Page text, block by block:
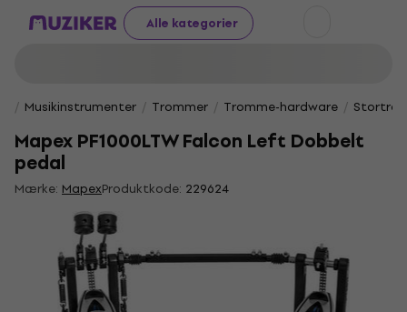
Alle kategorier
Musikinstrumenter Trommer Tromme-hardware
Mapex PF1000LTW Falcon Left Dobbelt
pedal
Mærke: MapexProduktkode: 229624